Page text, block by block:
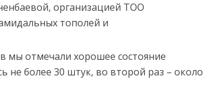
организацией ТОО
тополей и
мы отмечали хорошее состояние
не более 30 штук, во второй раз – около